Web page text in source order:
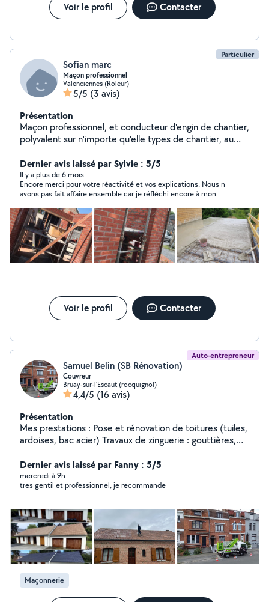
Voir le profil Contacter
Particulier
Sofian marc
Maçon professionnel
Valenciennes (Roleur)
5/5 (3 avis)
Présentation
Maçon professionnel, et conducteur d'engin de chantier,
polyvalent sur n'importe qu'elle types de chantier, au
Dernier avis laissé par Sylvie : 5/5
Il y a plus de 6 mois
Encore merci pour votre réactivité et vos explications. Nous n
avons pas fait affaire ensemble car je réfléchi encore à mon
Voir le profil Contacter
Auto-entrepreneur
Samuel Belin (SB Rénovation)
Couvreur
Bruay-sur-l'Escaut (rocquignol)
4,4/5 (16 avis)
Présentation
Mes prestations : Pose et rénovation de toitures (tuiles,
ardoises, bac acier) Travaux de zinguerie : gouttières,
fuites et entretien de toitures Nettoyage, démoussage
et traitement hydrofuge Pose de fenêtres de toit (type
Velux) Mes atouts : Travail soigné et garanti Conseils
Dernier avis laissé par Fanny : 5/5
mercredi à 9h
tres gentil et professionnel, je recommande
Maçonnerie